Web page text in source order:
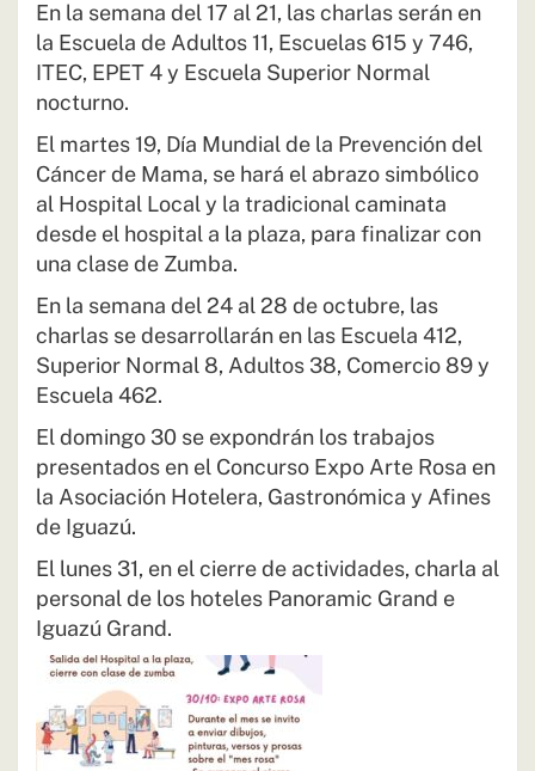
En la semana del 17 al 21, las charlas serán en
la Escuela de Adultos 11, Escuelas 615 y 746,
ITEC, EPET 4 y Escuela Superior Normal
nocturno.
El martes 19, Día Mundial de la Prevención del
Cáncer de Mama, se hará el abrazo simbólico
al Hospital Local y la tradicional caminata
desde el hospital a la plaza, para finalizar con
una clase de Zumba.
En la semana del 24 al 28 de octubre, las
charlas se desarrollarán en las Escuela 412,
Superior Normal 8, Adultos 38, Comercio 89 y
Escuela 462.
El domingo 30 se expondrán los trabajos
presentados en el Concurso Expo Arte Rosa en
la Asociación Hotelera, Gastronómica y Afines
de Iguazú.
El lunes 31, en el cierre de actividades, charla al
personal de los hoteles Panoramic Grand e
Iguazú Grand.